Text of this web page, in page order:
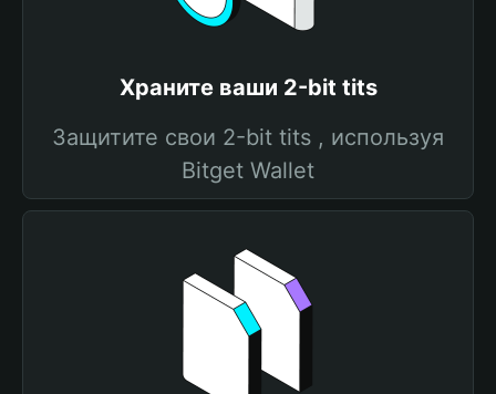
Храните ваши 2-bit tits
Защитите свои 2-bit tits , используя
Bitget Wallet